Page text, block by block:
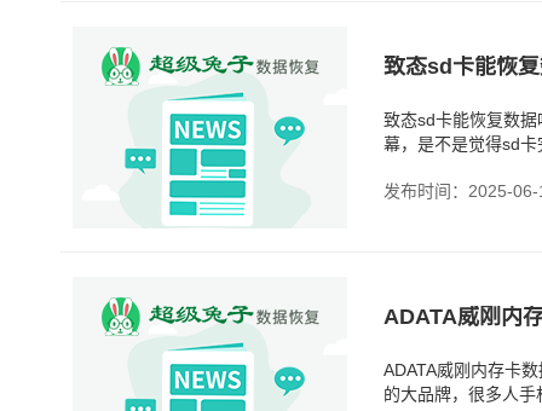
致态sd卡能恢
致态sd卡能恢复数
幕，是不是觉得sd
发布时间：2025-06-
ADATA威刚内存卡
的大品牌，很多人